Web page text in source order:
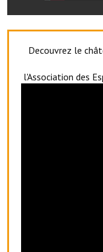
La troupe théâtrale
Le foyer rural
Decouvrez le
l'Association des